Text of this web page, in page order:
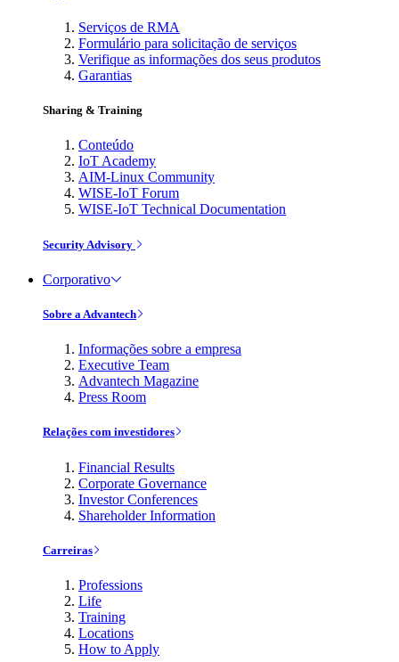
Serviços de RMA
Formulário para solicitação de serviços
Verifique as informações dos seus produtos
Garantias
Sharing & Training
Conteúdo
IoT Academy
AIM-Linux Community
WISE-IoT Forum
WISE-IoT Technical Documentation
Security Advisory
Corporativo
Sobre a Advantech
Informações sobre a empresa
Executive Team
Advantech Magazine
Press Room
Relações com investidores
Financial Results
Corporate Governance
Investor Conferences
Shareholder Information
Carreiras
Professions
Life
Training
Locations
How to Apply